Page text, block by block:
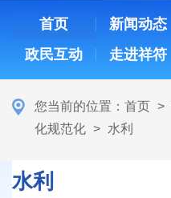
首页 新闻动态
政民互动
走进祥符
您当前的位置： 首页 >
化规范化 > 水利
水利